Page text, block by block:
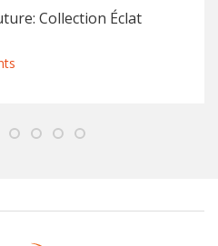
Collection Éclat